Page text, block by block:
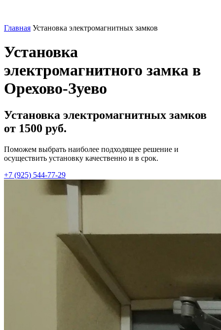
Главная Установка электромагнитных замков
Установка
электромагнитного замка в
Орехово-Зуево
Установка электромагнитных замков
от 1500 руб.
Поможем выбрать наиболее подходящее решение и
осуществить установку качественно и в срок.
+7 (925) 544-77-29